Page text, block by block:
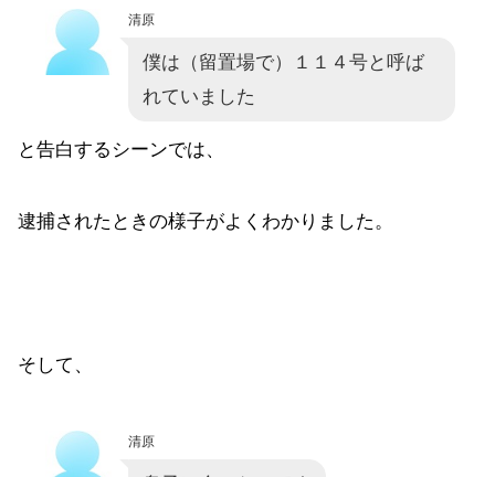
清原
僕は（留置場で）１１４号と呼ば
れていました
と告白するシーンでは、
逮捕されたときの様子がよくわかりました。
そして、
清原